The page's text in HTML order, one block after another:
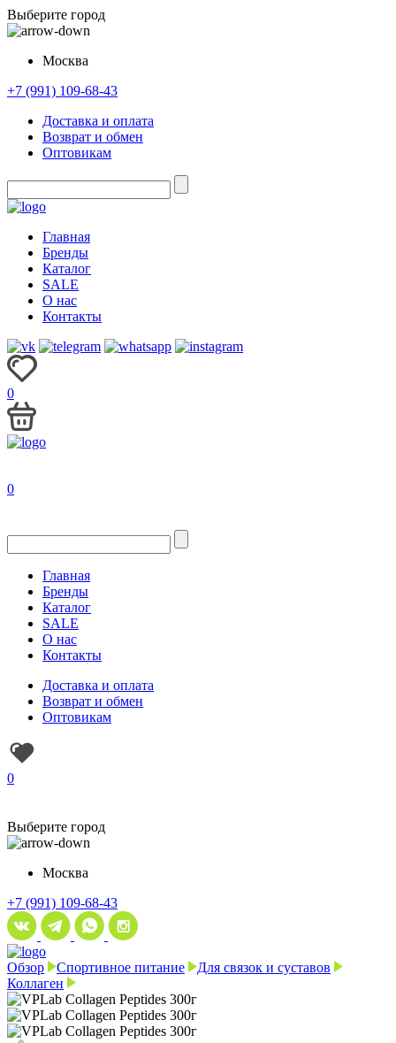
Выберите город
Москва
+7 (991) 109-68-43
Доставка и оплата
Возврат и обмен
Оптовикам
Главная
Бренды
Каталог
SALE
О нас
Контакты
0
0
Главная
Бренды
Каталог
SALE
О нас
Контакты
Доставка и оплата
Возврат и обмен
Оптовикам
0
Выберите город
Москва
+7 (991) 109-68-43
Обзор Спортивное питание
Для связок и суставов
Коллаген